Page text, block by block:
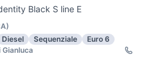
Black S line E
)
Diesel Sequenziale
Euro 6